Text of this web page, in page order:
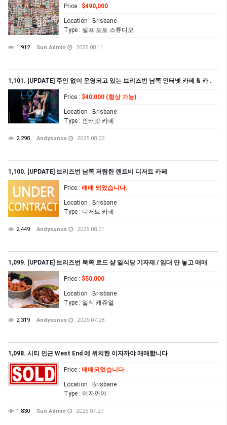
Price : $490,000
Location : Brisbane
Type : 셀프 포토 스튜디오
1,912 Sun Admin 2025.08.11
1,101. [UPDATE] 주인 없이 운영되고 있는 브리즈번 남쪽 인터넷 카페 & 카라오케
Price : $40,000 (협상 가능)
Location : Brisbane
Type : 인터넷 카페
2,298 Andysunus 2025.08.03
1,100. [UPDATE] 브리즈번 남쪽 저렴한 렌트비 디저트 카페
Price : 매매 되었습니다.
Location : Brisbane
Type : 디저트 카페
2,449 Andysunus 2025.08.01
1,099. [UPDATE] 브리즈번 북쪽 로드 샾 일식당 기자재 / 임대 만 놓고 매매
Price : $50,000
Location : Brisbane
Type : 일식 캐쥬얼
2,319 Andysunus 2025.07.28
1,098. 시티 인근 West End 에 위치한 이자까야 매매합니다
Price : 매매되었습니다
Location : Brisbane
Type : 이자까야
1,830 Sun Admin 2025.07.27